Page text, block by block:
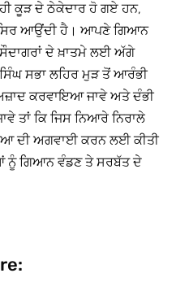
ਕੂੜ ਦੇ ਠੇਕੇਦਾਰ ਹੋ ਗਏ ਹਨ,
ਸਿਰ ਆਉਂਦੀ ਹੈ। ਆਪਣੇ ਗਿਆਨ
ਦੇ ਖ਼ਾਤਮੇ ਲਈ ਅੱਗੇ
ਸਭਾ ਲਹਿਰ ਮੁੜ ਤੋਂ ਆਰੰਭੀ
ਕਰਵਾਇਆ ਜਾਵੇ ਅਤੇ ਦੰਭੀ
ਤਾਂ ਕਿ ਜਿਸ ਨਿਆਰੇ ਨਿਰਾਲੇ
ਦੀ ਅਗਵਾਈ ਕਰਨ ਲਈ ਕੀਤੀ
ਨੂੰ ਗਿਆਨ ਵੰਡਣ ਤੇ ਸਰਬੱਤ ਦੇ